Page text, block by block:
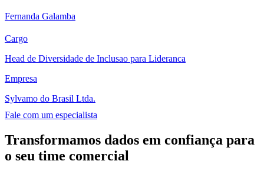
Fernanda Galamba
Cargo
Head de Diversidade de Inclusao para Lideranca
Empresa
Sylvamo do Brasil Ltda.
Fale com um especialista
Transformamos dados em confiança para
o seu time comercial